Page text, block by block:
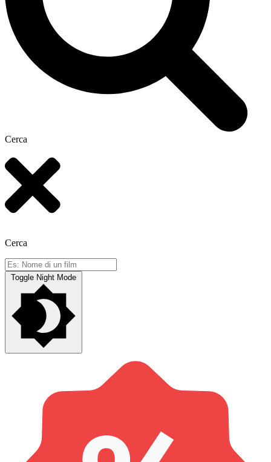
Cerca
Cerca
Toggle Night Mode